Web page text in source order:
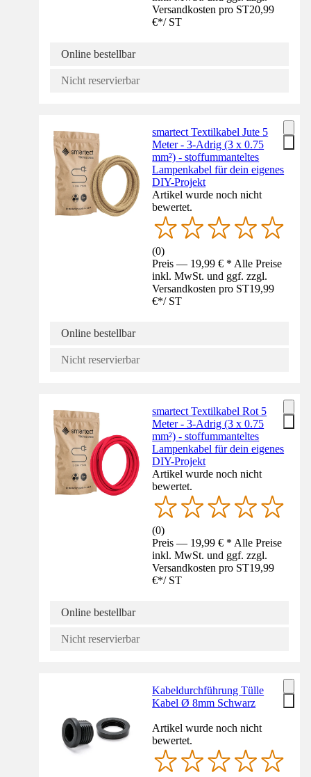
Versandkosten pro ST20,99
€*/ ST
Online bestellbar
Nicht reservierbar
smartect Textilkabel Jute 5
Meter - 3-Adrig (3 x 0.75
mm²) - stoffummanteltes
Lampenkabel für dein eigenes
DIY-Projekt
Artikel wurde noch nicht
bewertet.
(0)
Preis — 19,99 € * Alle Preise
inkl. MwSt. und ggf. zzgl.
Versandkosten pro ST19,99
€*/ ST
Online bestellbar
Nicht reservierbar
smartect Textilkabel Rot 5
Meter - 3-Adrig (3 x 0.75
mm²) - stoffummanteltes
Lampenkabel für dein eigenes
DIY-Projekt
Artikel wurde noch nicht
bewertet.
(0)
Preis — 19,99 € * Alle Preise
inkl. MwSt. und ggf. zzgl.
Versandkosten pro ST19,99
€*/ ST
Online bestellbar
Nicht reservierbar
Kabeldurchführung Tülle
Kabel Ø 8mm Schwarz
Artikel wurde noch nicht
bewertet.